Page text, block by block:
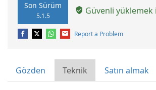
Son Sürüm
5.1.5 Güvenli yüklemek
Report a Problem
Gözden Teknik Satın almak